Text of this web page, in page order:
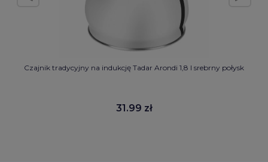
Czajnik tradycyjny na indukcję Tadar Arondi 1,8 l srebrny połysk
31.99 zł